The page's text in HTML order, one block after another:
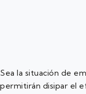
Sea la situación de
permitirán disipar el